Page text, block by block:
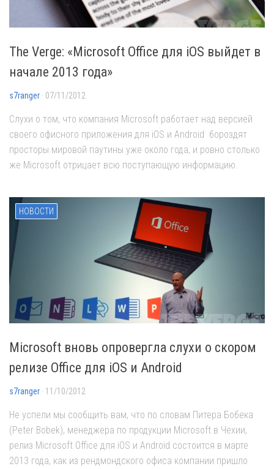
The Verge: «Microsoft Office для iOS выйдет в
начале 2013 года»
s7ranger · 07/11/2012
Слухи о том, что компания Microsoft работает над версией
своего офисного приложения для iOS и Android бороздят
просторы мировой паутины уже около года, и ровно столько
же Microsoft отрицает всю поступающую информацию.
НОВОСТИ
Microsoft вновь опровергла слухи о скором
релизе Office для iOS и Android
s7ranger · 11/10/2012
Не успели мы сообщить вам, что по словам Питера Бобека
(Peter Bobek), менеджера по продукции Microsoft в Чехии,
релиз Microsoft Office для iOS и Android состоится в марте
2013 года, как из рендмондского офиса компании пришло